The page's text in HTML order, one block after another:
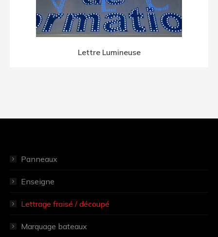
Lettre Lumineuse
Panneaux
Enseigne
Lettrage fraisé / découpé
Marquage bateaux